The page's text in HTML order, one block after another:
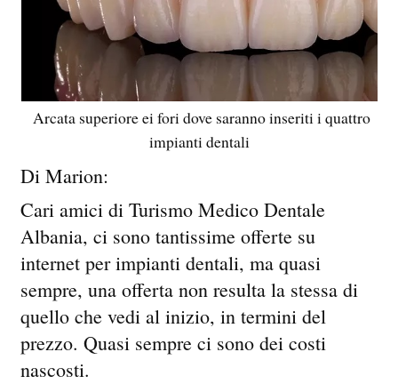
Arcata superiore ei fori dove saranno inseriti i quattro
impianti dentali
Di Marion:
Cari amici di Turismo Medico Dentale
Albania, ci sono tantissime offerte su
internet per impianti dentali, ma quasi
sempre, una offerta non resulta la stessa di
quello che vedi al inizio, in termini del
prezzo. Quasi sempre ci sono dei costi
nascosti.